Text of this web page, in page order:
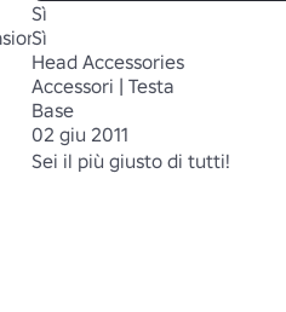
Sì
Sì
Head Accessories
Accessori | Testa
Base
02 giu 2011
Sei il più giusto di tutti!